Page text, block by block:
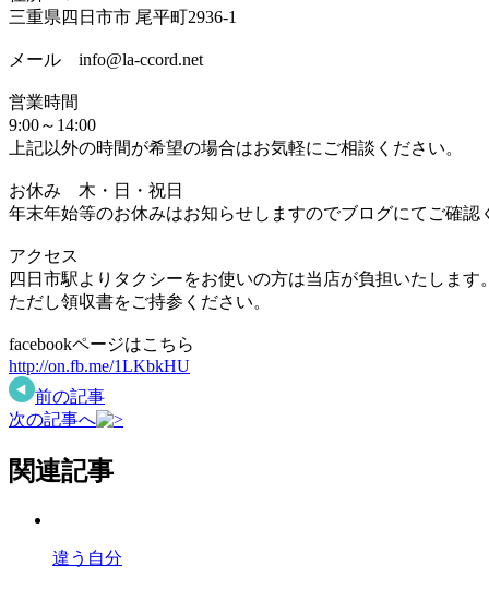
三重県四日市市 尾平町2936-1
メール info@la-ccord.net
営業時間
9:00～14:00
上記以外の時間が希望の場合はお気軽にご相談ください。
お休み 木・日・祝日
年末年始等のお休みはお知らせしますのでブログにてご確認
アクセス
四日市駅よりタクシーをお使いの方は当店が負担いたしま
ただし領収書をご持参ください。
facebookページはこちら
http://on.fb.me/1LKbkHU
前の記事
次の記事へ
関連記事
違う自分